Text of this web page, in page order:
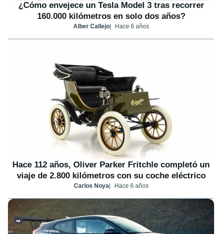
¿Cómo envejece un Tesla Model 3 tras recorrer
160.000 kilómetros en solo dos años?
Alber Callejo Hace 6 años
Hace 112 años, Oliver Parker Fritchle completó un
viaje de 2.800 kilómetros con su coche eléctrico
Carlos Noya Hace 6 años